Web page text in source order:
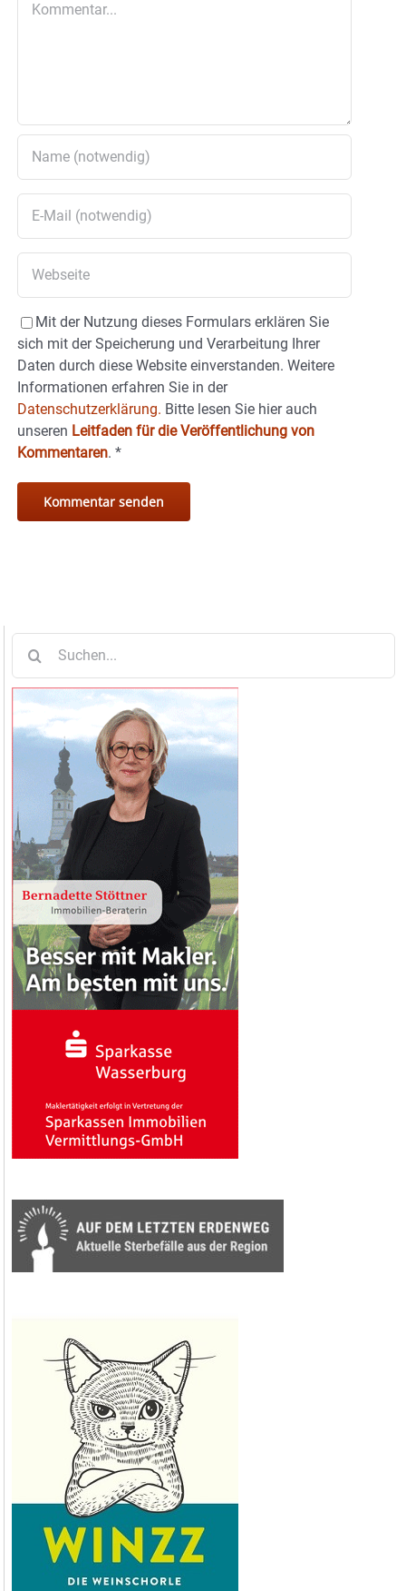
Mit der Nutzung dieses Formulars erklären Sie
sich mit der Speicherung und Verarbeitung Ihrer
Daten durch diese Website einverstanden. Weitere
Informationen erfahren Sie in der
Datenschutzerklärung. Bitte lesen Sie hier auch
unseren Leitfaden für die Veröffentlichung von
Kommentaren. *
nach: